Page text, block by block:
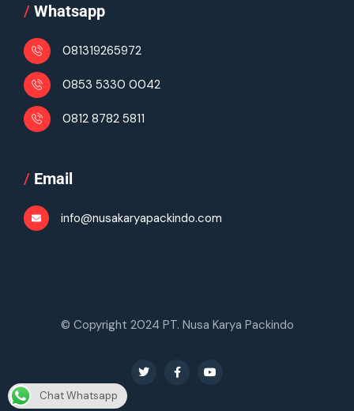
/ Whatsapp
081319265972
0853 5330 0042
0812 8782 5811
/ Email
info@nusakaryapackindo.com
© Copyright 2024 PT. Nusa Karya Packindo
Chat Whatsapp